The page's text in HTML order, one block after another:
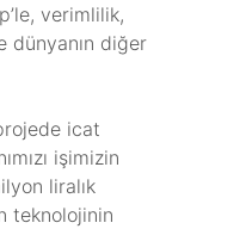
verimlilik,
dünyanın diğer
icat
işimizin
liralık
teknolojinin